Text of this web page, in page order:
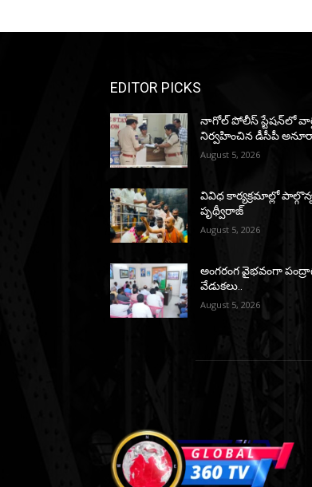
EDITOR PICKS
నాగోల్ పోలీస్ స్టేషన్‌లో
నిర్వహించిన డీసీపీ
August 5, 2026
వివిధ కార్యక్రమాల్లో
పృథ్వీరాజ్
August 5, 2026
అంగరంగ వైభవంగా
వేడుకలు..
August 5, 2026